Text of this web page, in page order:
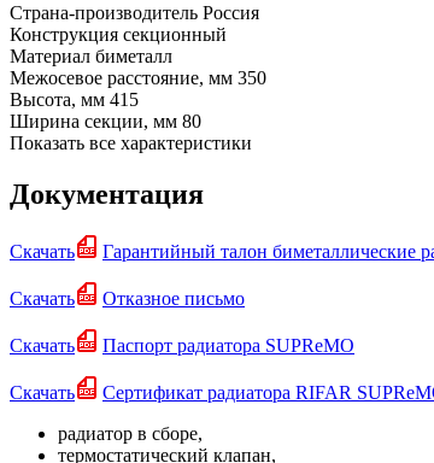
Страна-производитель Россия
Конструкция секционный
Материал биметалл
Межосевое расстояние, мм 350
Высота, мм 415
Ширина секции, мм 80
Показать все характеристики
Документация
Скачать Гарантийный талон биметаллические
Скачать Отказное письмо
Скачать Паспорт радиатора SUPReMO
Скачать
Сертификат радиатора RIFAR
радиатор в сборе,
термостатический клапан,